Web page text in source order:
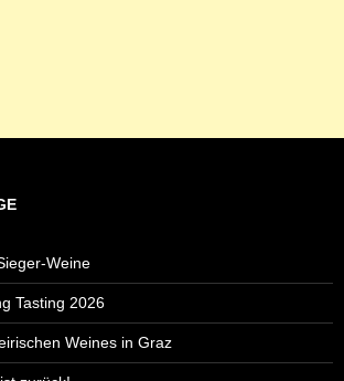
Weine
Tasting 2026
Weines in Graz